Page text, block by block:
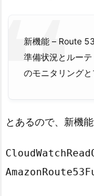
新機能 – Route
準備状況とルー
のモニタリングと
とあるので、新機